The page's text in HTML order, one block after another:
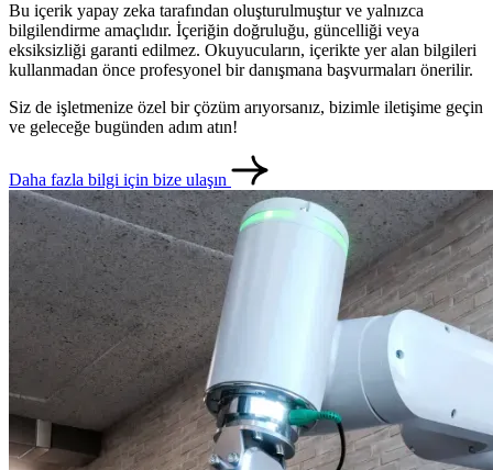
Bu içerik yapay zeka tarafından oluşturulmuştur ve yalnızca
bilgilendirme amaçlıdır. İçeriğin doğruluğu, güncelliği veya
eksiksizliği garanti edilmez. Okuyucuların, içerikte yer alan bilgileri
kullanmadan önce profesyonel bir danışmana başvurmaları önerilir.
Siz de işletmenize özel bir çözüm arıyorsanız, bizimle iletişime geçin
ve geleceğe bugünden adım atın!
Daha fazla bilgi için bize ulaşın